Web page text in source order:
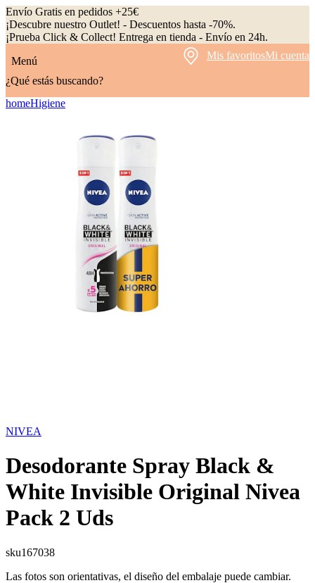
Envío Gratis en pedidos +25€
¡Descubre nuestro Outlet! - Descuentos hasta -70%.
¡Prueba Click & Collect! Entrega en tienda - Envío en 24h.
Menú
Mis favoritosMi cuenta
¿Qué estás buscando?
homeHigiene
NIVEA
Desodorante Spray Black &
White Invisible Original Nivea
Pack 2 Uds
sku167038
Las fotos son orientativas, el diseño del embalaje puede cambiar.